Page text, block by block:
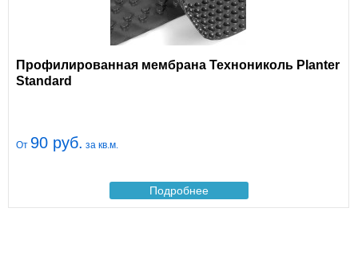
Профилированная мембрана Технониколь Planter
Standard
От 90 руб. за кв.м.
Подробнее